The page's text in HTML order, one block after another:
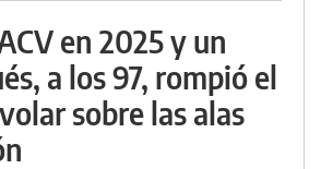
en 2025 y un
a los 97, rompió el
sobre las alas